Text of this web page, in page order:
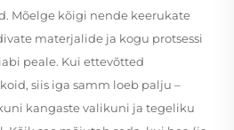
Mõelge kõigi nende keerukate
materjalide ja kogu protsessi
peale. Kui ettevõtted
siis iga samm loeb palju –
kangaste valikuni ja tegeliku